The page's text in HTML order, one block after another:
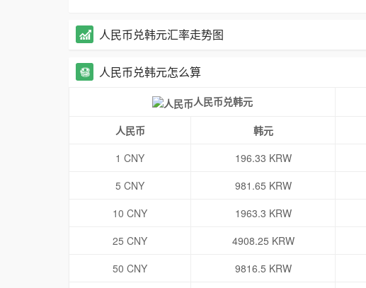
人民币兑韩元汇率走势图
人民币兑韩元怎么算
人民币兑韩元
人民币 韩元
1 CNY
196.33 KRW
5 CNY
981.65 KRW
10 CNY
1963.3 KRW
25 CNY
4908.25 KRW
50 CNY
9816.5 KRW